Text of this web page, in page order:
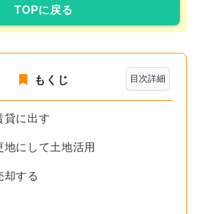
TOPに戻る
目次詳細
もくじ
に出す
にして土地活用
する